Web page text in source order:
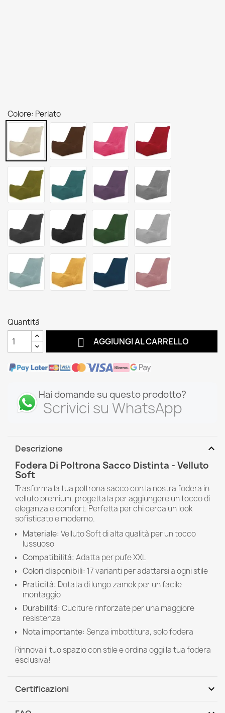
Colore: Perlato
Quantità
 AGGIUNGI AL CARRELLO
Hai domande su questo prodotto?
Scrivici su WhatsApp
Descrizione expand_more
Fodera Di Poltrona Sacco Distinta - Velluto
Soft
Trasforma la tua poltrona sacco con la nostra fodera in
velluto premium, progettata per aggiungere un tocco di
eleganza e comfort. Perfetta per chi cerca un look
sofisticato e moderno.
Materiale: Velluto Soft di alta qualità per un tocco
lussuoso
Compatibilità: Adatta per pufe XXL
Colori disponibili: 17 varianti per adattarsi a ogni stile
Praticità: Dotata di lungo zamek per un facile
montaggio
Durabilità: Cuciture rinforzate per una maggiore
resistenza
Nota importante: Senza imbottitura, solo fodera
Rinnova il tuo spazio con stile e ordina oggi la tua fodera
esclusiva!
Certificazioni expand_more